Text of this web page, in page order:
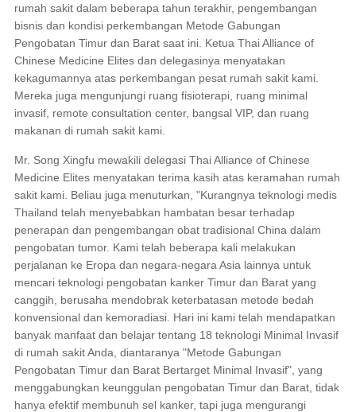
rumah sakit dalam beberapa tahun terakhir, pengembangan
bisnis dan kondisi perkembangan Metode Gabungan
Pengobatan Timur dan Barat saat ini. Ketua Thai Alliance of
Chinese Medicine Elites dan delegasinya menyatakan
kekagumannya atas perkembangan pesat rumah sakit kami.
Mereka juga mengunjungi ruang fisioterapi, ruang minimal
invasif, remote consultation center, bangsal VIP, dan ruang
makanan di rumah sakit kami.
Mr. Song Xingfu mewakili delegasi Thai Alliance of Chinese
Medicine Elites menyatakan terima kasih atas keramahan rumah
sakit kami. Beliau juga menuturkan, "Kurangnya teknologi medis
Thailand telah menyebabkan hambatan besar terhadap
penerapan dan pengembangan obat tradisional China dalam
pengobatan tumor. Kami telah beberapa kali melakukan
perjalanan ke Eropa dan negara-negara Asia lainnya untuk
mencari teknologi pengobatan kanker Timur dan Barat yang
canggih, berusaha mendobrak keterbatasan metode bedah
konvensional dan kemoradiasi. Hari ini kami telah mendapatkan
banyak manfaat dan belajar tentang 18 teknologi Minimal Invasif
di rumah sakit Anda, diantaranya "Metode Gabungan
Pengobatan Timur dan Barat Bertarget Minimal Invasif", yang
menggabungkan keunggulan pengobatan Timur dan Barat, tidak
hanya efektif membunuh sel kanker, tapi juga mengurangi